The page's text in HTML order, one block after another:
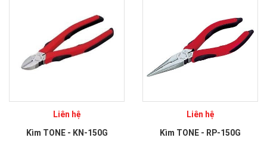
Liên hệ
Kìm TONE - KN-150G
Liên hệ
Kìm TONE - RP-150G